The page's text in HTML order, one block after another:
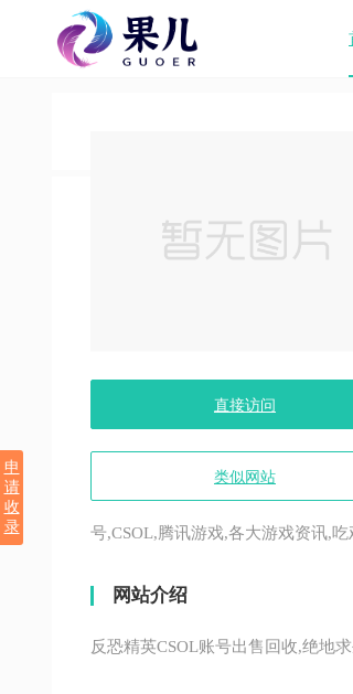
申
请
收
录
直接访问
类似网站
号,CSOL,腾讯游戏,各大游戏资讯,
网站介绍
反恐精英CSOL账号出售回收,绝地